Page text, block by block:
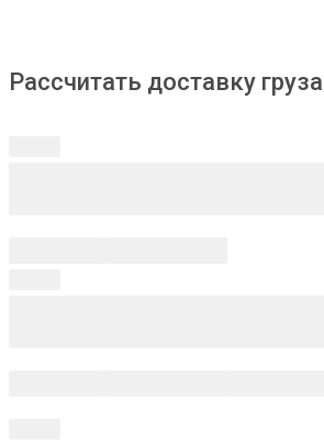
Рассчитать доставку груза